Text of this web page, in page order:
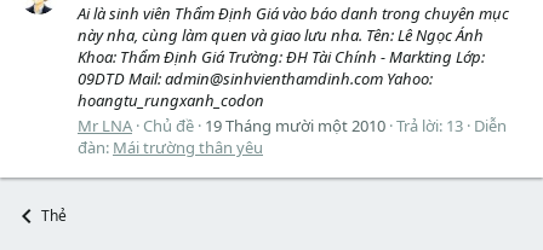
Ai là sinh viên Thẩm Định Giá vào báo danh trong chuyên mục
này nha, cùng làm quen và giao lưu nha. Tên: Lê Ngọc Ánh
Khoa: Thẩm Định Giá Trường: ĐH Tài Chính - Markting Lớp:
09DTD Mail: admin@sinhvienthamdinh.com Yahoo:
hoangtu_rungxanh_codon
Mr LNA Chủ đề 19 Tháng mười một 2010 Trả lời: 13 Diễn
đàn: Mái trường thân yêu
Thẻ